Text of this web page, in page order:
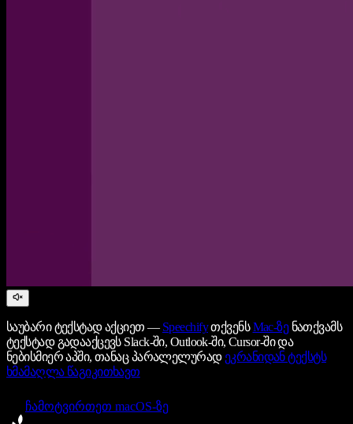
საუბარი ტექსტად აქციეთ — SpeechifyთქვენსMac-ზენათქვამს
ტექსტად გადააქცევს Slack-ში, Outlook-ში, Cursor-ში და
ნებისმიერ აპში, თანაც პარალელურად ეკრანიდან ტექსტს
ხმამაღლა წაგიკითხავთ
ჩამოტვირთეთ macOS-ზე